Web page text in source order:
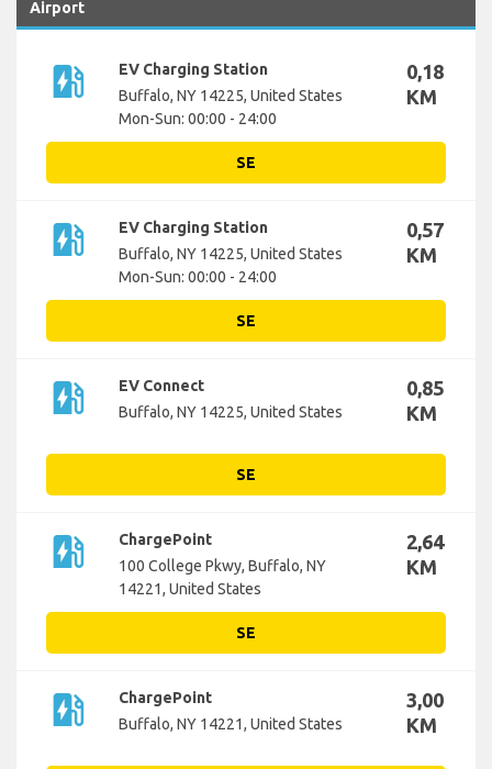
Airport
ev_station
EV Charging Station
Buffalo, NY 14225, United States
Mon-Sun: 00:00 - 24:00
0,18
KM
SE
ev_station
EV Charging Station
Buffalo, NY 14225, United States
Mon-Sun: 00:00 - 24:00
0,57
KM
SE
ev_station
EV Connect
Buffalo, NY 14225, United States
0,85
KM
SE
ev_station
ChargePoint
100 College Pkwy, Buffalo, NY
14221, United States
2,64
KM
SE
ev_station
ChargePoint
Buffalo, NY 14221, United States
3,00
KM